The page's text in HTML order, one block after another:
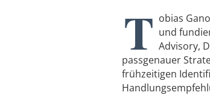
T obias
und
Advisory,
passgenauer
frühzeitigen